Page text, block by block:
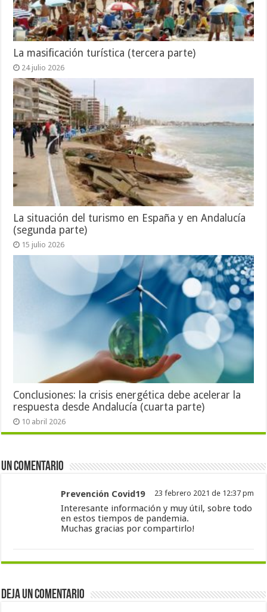
La masificación turística (tercera parte)
24 julio 2026
La situación del turismo en España y en Andalucía
(segunda parte)
15 julio 2026
Conclusiones: la crisis energética debe acelerar la
respuesta desde Andalucía (cuarta parte)
10 abril 2026
Un comentario
Prevención Covid19 23 febrero 2021 de 12:37 pm
Interesante información y muy útil, sobre todo
en estos tiempos de pandemia.
Muchas gracias por compartirlo!
Deja un comentario